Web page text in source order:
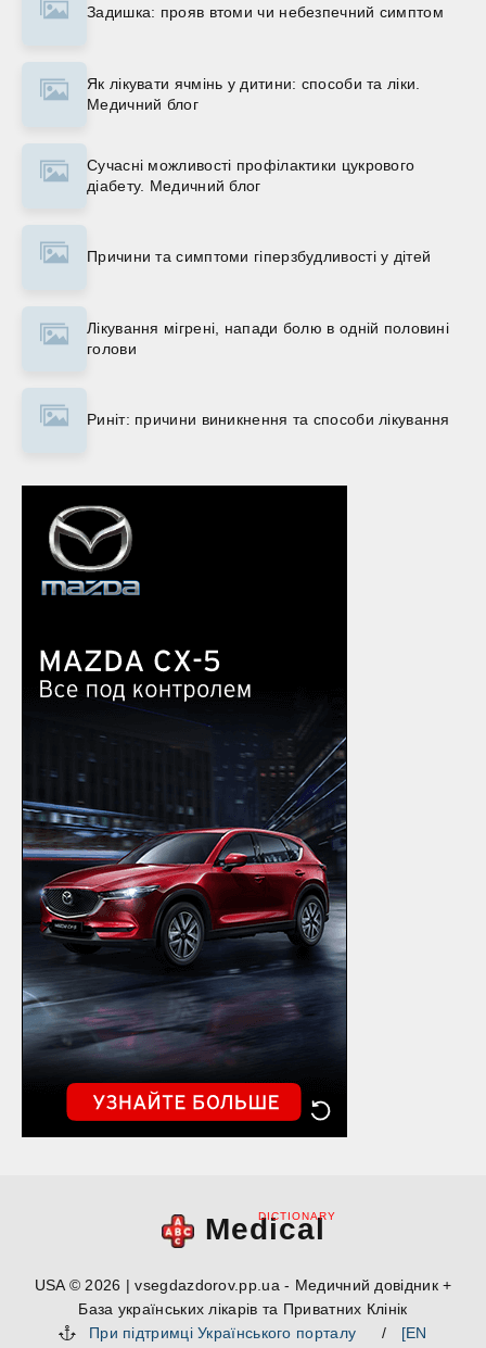
Задишка: прояв втоми чи небезпечний симптом
Як лікувати ячмінь у дитини: способи та ліки.
Медичний блог
Сучасні можливості профілактики цукрового
діабету. Медичний блог
Причини та симптоми гіперзбудливості у дітей
Лікування мігрені, напади болю в одній половині
голови
Риніт: причини виникнення та способи лікування
Medical
DICTIONARY
USA © 2026 | vsegdazdorov.pp.ua - Медичний довідник +
База українських лікарів та Приватних Клінік
При підтримці Українського порталу
/ [EN